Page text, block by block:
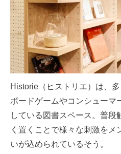
Historie（ヒストリエ）は、
ボードゲームやコンシューマ
している図書スペース。普段
く置くことで様々な刺激をメ
いが込められているそう。